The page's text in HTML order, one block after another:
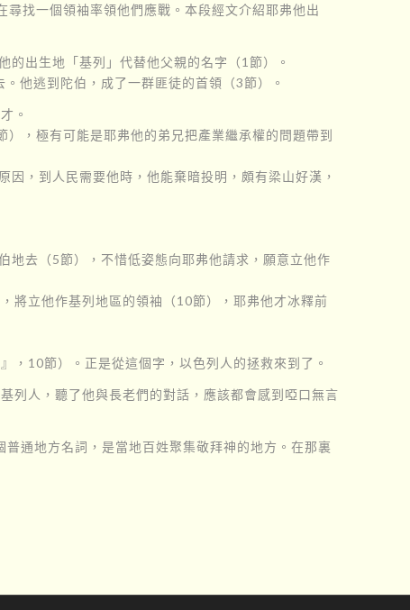
找一個領袖率領他們應戰。本段經文介紹耶弗他出
出生地「基列」代替他父親的名字（1節）。
他逃到陀伯，成了一群匪徒的首領（3節）。
。
，極有可能是耶弗他的弟兄把產業繼承權的問題帶到
，到人民需要他時，他能棄暗投明，頗有梁山好漢，
地去（5節），不惜低姿態向耶弗他請求，願意立他作
將立他作基列地區的領袖（10節），耶弗他才冰釋前
，10節）。正是從這個字，以色列人的拯救來到了。
列人，聽了他與長老們的對話，應該都會感到啞口無言
通地方名詞，是當地百姓聚集敬拜神的地方。在那裏